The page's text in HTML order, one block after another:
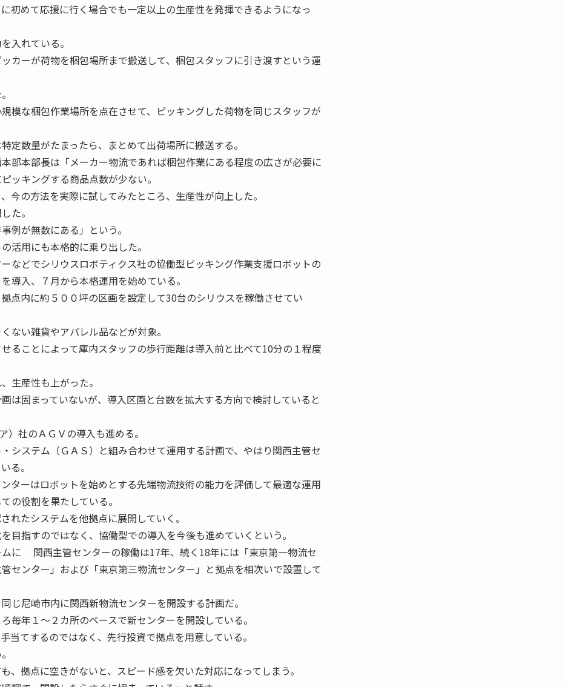
初めて応援に行く場合でも一定以上の生産性を発揮できるようになっ
入れている。
カーが荷物を梱包場所まで搬送して、梱包スタッフに引き渡すという運
模な梱包作業場所を点在させて、ピッキングした荷物を同じスタッフが
定数量がたまったら、まとめて出荷場所に搬送する。
部本部長は「メーカー物流であれば梱包作業にある程度の広さが必要に
ッキングする商品点数が少ない。
今の方法を実際に試してみたところ、生産性が向上した。
た。
例が無数にある」という。
活用にも本格的に乗り出した。
などでシリウスロボティクス社の協働型ピッキング作業支援ロボットの
導入、７月から本格運用を始めている。
点内に約５００坪の区画を設定して30台のシリウスを稼働させてい
ない雑貨やアパレル品などが対象。
ることによって庫内スタッフの歩行距離は導入前と比べて10分の１程度
生産性も上がった。
は固まっていないが、導入区画と台数を拡大する方向で検討していると
社のＡＧＶの導入も進める。
システム（ＧＡＳ）と組み合わせて運用する計画で、やはり関西主管セ
る。
ターはロボットを始めとする先端物流技術の能力を評価して最適な運用
の役割を果たしている。
れたシステムを他拠点に展開していく。
目指すのではなく、協働型での導入を今後も進めていくという。
に 関西主管センターの稼働は17年、続く18年には「東京第一物流セ
センター」および「東京第三物流センター」と拠点を相次いで設置して
じ尼崎市内に関西新物流センターを開設する計画だ。
毎年１〜２カ所のペースで新センターを開設している。
当てするのではなく、先行投資で拠点を用意している。
、拠点に空きがないと、スピード感を欠いた対応になってしまう。